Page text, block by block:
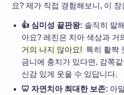
요? 제가 직접 경험해보니, 이
👍 심미성 끝판왕: 솔직히 말
아요? 레진은 치아 색상과 거
거의 나지 않아요! 특히 활짝
금니에 충치가 있다면, 감쪽
신감 있게 웃을 수 있답니다.
🦷 자연치아 최대한 보존: 아